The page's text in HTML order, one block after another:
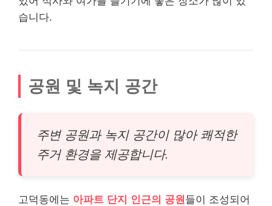
습니다.
공원 및 녹지 공간
주변 공원과 녹지 공간이 많아 쾌적한
주거 환경을 제공합니다.
고덕동에는 아파트 단지 인근의 공원 들이 조성되어